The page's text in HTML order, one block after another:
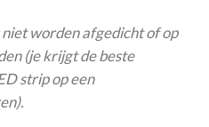
worden afgedicht of op
(je krijgt de beste
strip op een